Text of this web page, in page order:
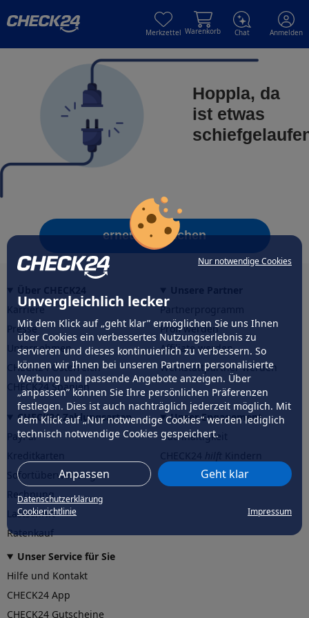
Nur notwendige Cookies
Unvergleichlich lecker
Mit dem Klick auf „geht klar” ermöglichen Sie uns Ihnen
über Cookies ein verbessertes Nutzungserlebnis zu
servieren und dieses kontinuierlich zu verbessern. So
können wir Ihnen bei unseren Partnern personalisierte
Werbung und passende Angebote anzeigen. Über
„anpassen” können Sie Ihre persönlichen Präferenzen
festlegen. Dies ist auch nachträglich jederzeit möglich. Mit
dem Klick auf „Nur notwendige Cookies” werden lediglich
technisch notwendige Cookies gespeichert.
Anpassen Geht klar
Datenschutzerklärung
Cookierichtlinie
Impressum
Merkzettel Warenkorb Chat Anmelden
Hoppla, da
ist etwas
erneut versuchen
Karriere
Presse
Unternehmen
CHECK24 Österreich
CHECK24 Spanien
Partnerprogramm
Profi werden
Affiliate werden
Werkstattpartner werden
CHECK24 Zahlungsarten
PayPal
Sofortüberweisung
Rechnung
Lastschrift
Ratenkauf
Unser Engagement
Nachhaltigkeit
CHECK24hilftder Natur
Unser Service für Sie
Hilfe und Kontakt
CHECK24 App
CHECK24 Gutscheine